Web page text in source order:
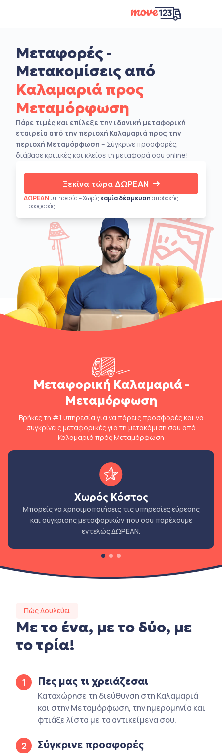
Μεταφορές -
Μετακομίσεις από
Καλαμαριά προς
Μεταμόρφωση
Πάρε τιμές και επίλεξε την ιδανική μεταφορική
εταιρεία από την περιοχή Καλαμαριά προς την
περιοχή Μεταμόρφωση – Σύγκρινε προσφορές,
διάβασε κριτικές και κλείσε τη μεταφορά σου online!
Ξεκίνα τώρα ΔΩΡΕΑΝ
ΔΩΡΕΑΝ υπηρεσία – Χωρίςκαμία δέσμευσηαποδοχής
προσφοράς
Μεταφορική Καλαμαριά -
Μεταμόρφωση
Βρήκες τη #1 υπηρεσία για να πάρεις προσφορές και να
συγκρίνεις μεταφορικές για τη μετακόμιση σου από
Καλαμαριά πρός Μεταμόρφωση
Χωρός Κόστος
Μπορείς να χρησιμοποιήσεις τις υπηρεσίες εύρεσης
και σύγκρισης μεταφορικών που σου παρέχουμε
εντελώς ΔΩΡΕΑΝ.
Πώς Δουλεύει
Με το ένα, με το δύο, με
το τρία!
1 Πες μας τι χρειάζεσαι
Καταχώρησε τη διεύθυνση στη Καλαμαριά
και στην Μεταμόρφωση, την ημερομηνία και
φτιάξε λίστα με τα αντικείμενα σου.
2 Σύγκρινε προσφορές